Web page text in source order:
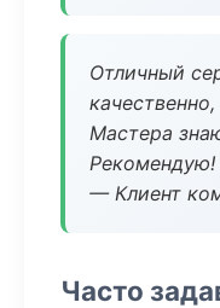
Отличный
Мастера
Рекомендую!
— Клиент
Часто